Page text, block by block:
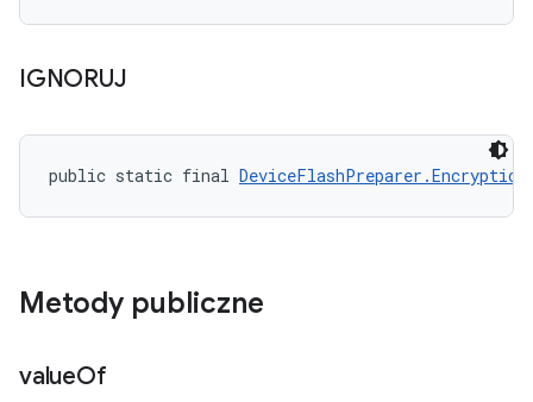
IGNORUJ
public static final
Metody publiczne
valueOf